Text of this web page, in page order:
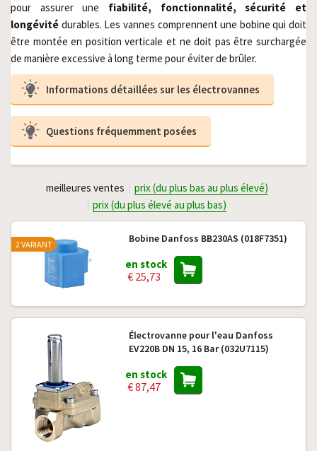
pour assurer une fiabilité, fonctionnalité, sécurité et
longévité durables. Les vannes comprennent une bobine qui doit
être montée en position verticale et ne doit pas être surchargée
de manière excessive à long terme pour éviter de brûler.
Informations détaillées sur les électrovannes
Questions fréquemment posées
meilleures ventes
prix (du plus bas au plus élevé)
prix (du plus élevé au plus bas)
Bobine Danfoss BB230AS (018F7351)
en stock
€ 25,73
2 VARIANT
Électrovanne pour l'eau Danfoss
EV220B DN 15, 16 Bar (032U7115)
en stock
€ 87,47